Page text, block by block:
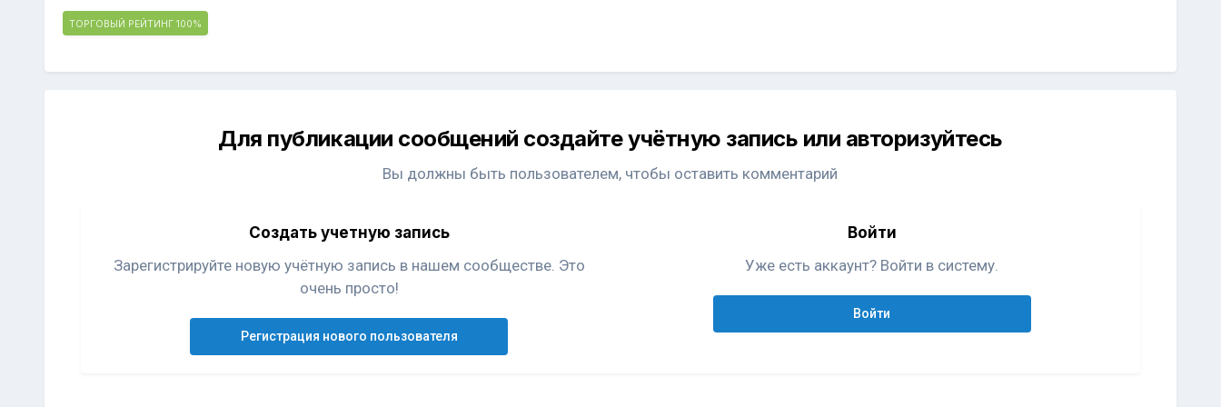
ТОРГОВЫЙ РЕЙТИНГ 100%
Для публикации сообщений создайте учётную запись или авторизуйтесь
Вы должны быть пользователем, чтобы оставить комментарий
Создать учетную запись
Зарегистрируйте новую учётную запись в нашем сообществе. Это
очень просто!
Регистрация нового пользователя
Войти
Уже есть аккаунт? Войти в систему.
Войти